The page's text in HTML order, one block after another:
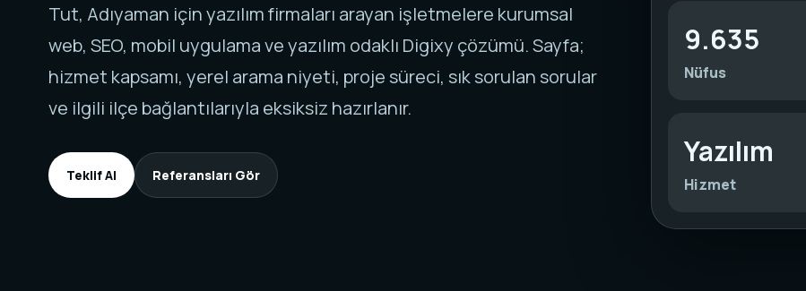
Tut, Adıyaman için yazılım firmaları arayan işletmelere kurumsal
web, SEO, mobil uygulama ve yazılım odaklı Digixy çözümü. Sayfa;
hizmet kapsamı, yerel arama niyeti, proje süreci, sık sorulan sorular
ve ilgili ilçe bağlantılarıyla eksiksiz hazırlanır.
Teklif Al Referansları Gör
9.635
Nüfus
Yazılım
Hizmet